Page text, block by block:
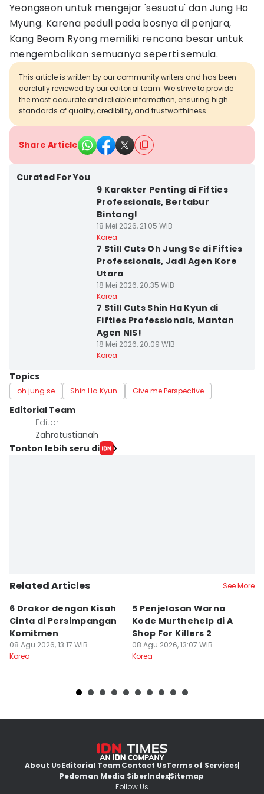
Yeongseon untuk mengejar 'sesuatu' dan Jung Ho
Myung. Karena peduli pada bosnya di penjara,
Kang Beom Ryong memiliki rencana besar untuk
mengembalikan semuanya seperti semula.
This article is written by our community writers and has been
carefully reviewed by our editorial team. We strive to provide
the most accurate and reliable information, ensuring high
standards of quality, credibility, and trustworthiness.
Share Article
Curated For You
9 Karakter Penting di Fifties
Professionals, Bertabur
Bintang!
18 Mei 2026, 21:05 WIB
Korea
7 Still Cuts Oh Jung Se di Fifties
Professionals, Jadi Agen Kore
Utara
18 Mei 2026, 20:35 WIB
Korea
7 Still Cuts Shin Ha Kyun di
Fifties Professionals, Mantan
Agen NIS!
18 Mei 2026, 20:09 WIB
Korea
Topics
oh jung se Shin Ha Kyun Give me Perspective
Editorial Team
Editor
Zahrotustianah
Tonton lebih seru di
Related Articles See More
6 Drakor dengan Kisah
Cinta di Persimpangan
Komitmen
08 Agu 2026, 13:17 WIB
Korea
5 Penjelasan Warna
Kode Murthehelp di A
Shop For Killers 2
08 Agu 2026, 13:07 WIB
Korea
About UsEditorial TeamContact UsTerms of Services
Pedoman Media SiberIndexSitemap
Follow Us